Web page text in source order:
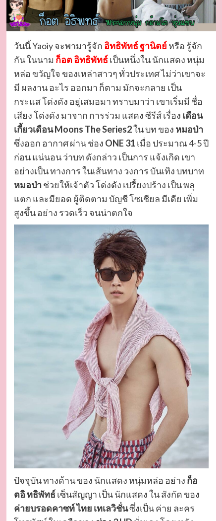
วันนี้ Yaoiy จะพามารู้จัก อิทธิพัทธ์ ฐานิตย์ หรือ รู้จัก
กัน ในนาม ก็อต อิทธิพัทธ์เป็นหนึ่งใน นักแสดง หนุ่ม
หล่อ ขวัญใจ ของเหล่าสาวๆ ทั่วประเทศ ไม่ว่าเขาจะ
มี ผลงาน อะไร ออกมา ก็ตาม มักจะกลาย เป็น
กระแส โด่งดัง อยู่เสมอมา ทราบมาว่า เขาเริ่มมี ชื่อ
เสียง โด่งดัง มาจาก การร่วม แสดง ซีรีส์ เรื่อง เดือน
เกี้ยวเดือน Moons The Series2ใน บท ของ หมอป่า
ซึ่งออก อากาศ ผ่าน ช่อง ONE 31 เมื่อ ประมาณ 4-5 ปี
ก่อน แน่นอน ว่าบท ดังกล่าว เป็นการ แจ้งเกิด เขา
อย่างเป็น ทางการ ในเส้นทาง วงการ บันเทิง บทบาท
หมอป่าช่วยให้เจ้าตัว โด่งดัง เปรี้ยงปร้าง เป็น พลุ
แตก และมียอด ผู้ติดตาม บัญชี โซเชียล มีเดีย เพิ่ม
สูงขึ้น อย่าง รวดเร็ว จนน่าตกใจ
ปัจจุบัน ทางด้าน ของ นักแสดง หนุ่มหล่อ อย่าง ก็อ
ตอิ ทธิพัทธ์เซ็นสัญญา เป็น นักแสดง ใน สังกัด ของ
ค่ายบรอดคาซท์ ไทย เทเลวิชั่นซึ่งเป็น ค่าย ละคร